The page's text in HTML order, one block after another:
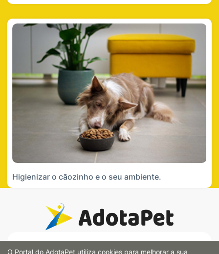
Higienizar o cãozinho e o seu ambiente.
O Portal do AdotaPet utiliza cookies para melhorar a sua